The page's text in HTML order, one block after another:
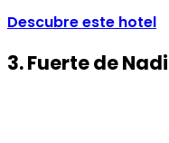
Descubre este hotel
3. Fuerte de